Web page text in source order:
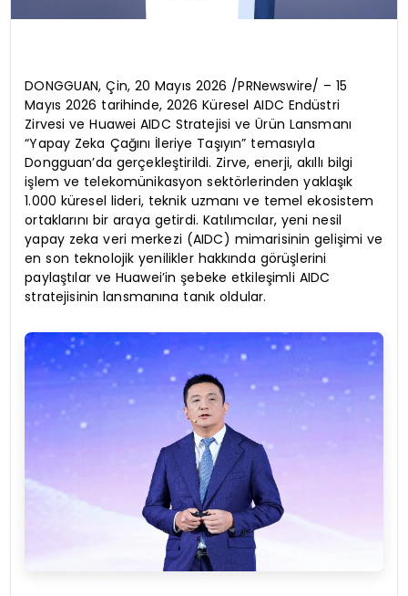
DONGGUAN, Çin, 20 Mayıs 2026 /PRNewswire/ – 15
Mayıs 2026 tarihinde, 2026 Küresel AIDC Endüstri
Zirvesi ve Huawei AIDC Stratejisi ve Ürün Lansmanı
“Yapay Zeka Çağını İleriye Taşıyın” temasıyla
Dongguan’da gerçekleştirildi. Zirve, enerji, akıllı bilgi
işlem ve telekomünikasyon sektörlerinden yaklaşık
1.000 küresel lideri, teknik uzmanı ve temel ekosistem
ortaklarını bir araya getirdi. Katılımcılar, yeni nesil
yapay zeka veri merkezi (AIDC) mimarisinin gelişimi ve
en son teknolojik yenilikler hakkında görüşlerini
paylaştılar ve Huawei’in şebeke etkileşimli AIDC
stratejisinin lansmanına tanık oldular.